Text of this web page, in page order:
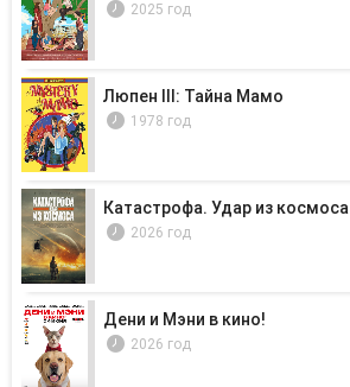
2025 год
Люпен III: Тайна Мамо
1978 год
Катастрофа. Удар из космоса
2026 год
Дени и Мэни в кино!
2026 год